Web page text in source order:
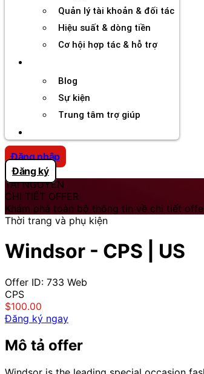
Quản lý tài khoản & đối tác
Hiệu suất & dòng tiền
Cơ hội hợp tác & hỗ trợ
Blog
Sự kiện
Trung tâm trợ giúp
Đăng nhập
Đăng ký
TÀI NGUYÊN
CHI TIẾT OFFER
Khám phá toàn bộ thông tin về chi tiết
Thời trang và phụ kiện
Windsor - CPS | US
Offer ID: 733 Web
CPS
$100.00
Đăng ký ngay
Mô tả offer